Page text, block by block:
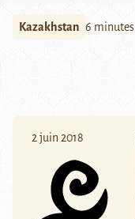
Kazakhstan 6 minutes
2 juin 2018